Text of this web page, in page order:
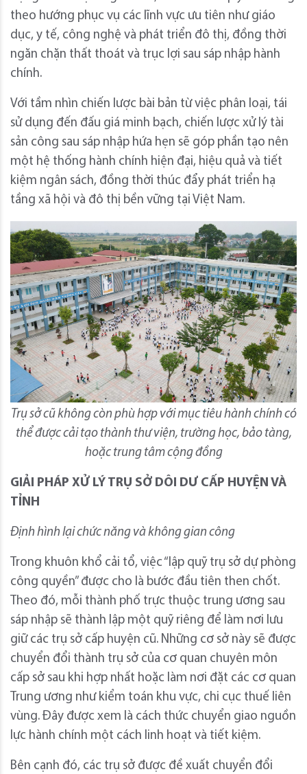
theo hướng phục vụ các lĩnh vực ưu tiên như giáo
dục, y tế, công nghệ và phát triển đô thị, đồng thời
ngăn chặn thất thoát và trục lợi sau sáp nhập hành
chính.
Với tầm nhìn chiến lược bài bản từ việc phân loại, tái
sử dụng đến đấu giá minh bạch, chiến lược xử lý tài
sản công sau sáp nhập hứa hẹn sẽ góp phần tạo nên
một hệ thống hành chính hiện đại, hiệu quả và tiết
kiệm ngân sách, đồng thời thúc đẩy phát triển hạ
tầng xã hội và đô thị bền vững tại Việt Nam.
Trụ sở cũ không còn phù hợp với mục tiêu hành chính có
thể được cải tạo thành thư viện, trường học, bảo tàng,
hoặc trung tâm cộng đồng
GIẢI PHÁP XỬ LÝ TRỤ SỞ DÔI DƯ CẤP HUYỆN VÀ
TỈNH
Định hình lại chức năng và không gian công
Trong khuôn khổ cải tổ, việc “lập quỹ trụ sở dự phòng
công quyền” được cho là bước đầu tiên then chốt.
Theo đó, mỗi thành phố trực thuộc trung ương sau
sáp nhập sẽ thành lập một quỹ riêng để làm nơi lưu
giữ các trụ sở cấp huyện cũ. Những cơ sở này sẽ được
chuyển đổi thành trụ sở của cơ quan chuyên môn
cấp sở sau khi hợp nhất hoặc làm nơi đặt các cơ quan
Trung ương như kiểm toán khu vực, chi cục thuế liên
vùng. Đây được xem là cách thức chuyển giao nguồn
lực hành chính một cách linh hoạt và tiết kiệm.
Bên cạnh đó, các trụ sở được đề xuất chuyển đổi